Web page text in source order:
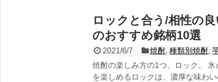
ロックと合う/相性の
のおすすめ銘柄10選
2021/6/7 焼酎,種類別焼酎,
焼酎の楽しみ方の1つ、ロック。
を楽しめるロックは、濃厚な味わ